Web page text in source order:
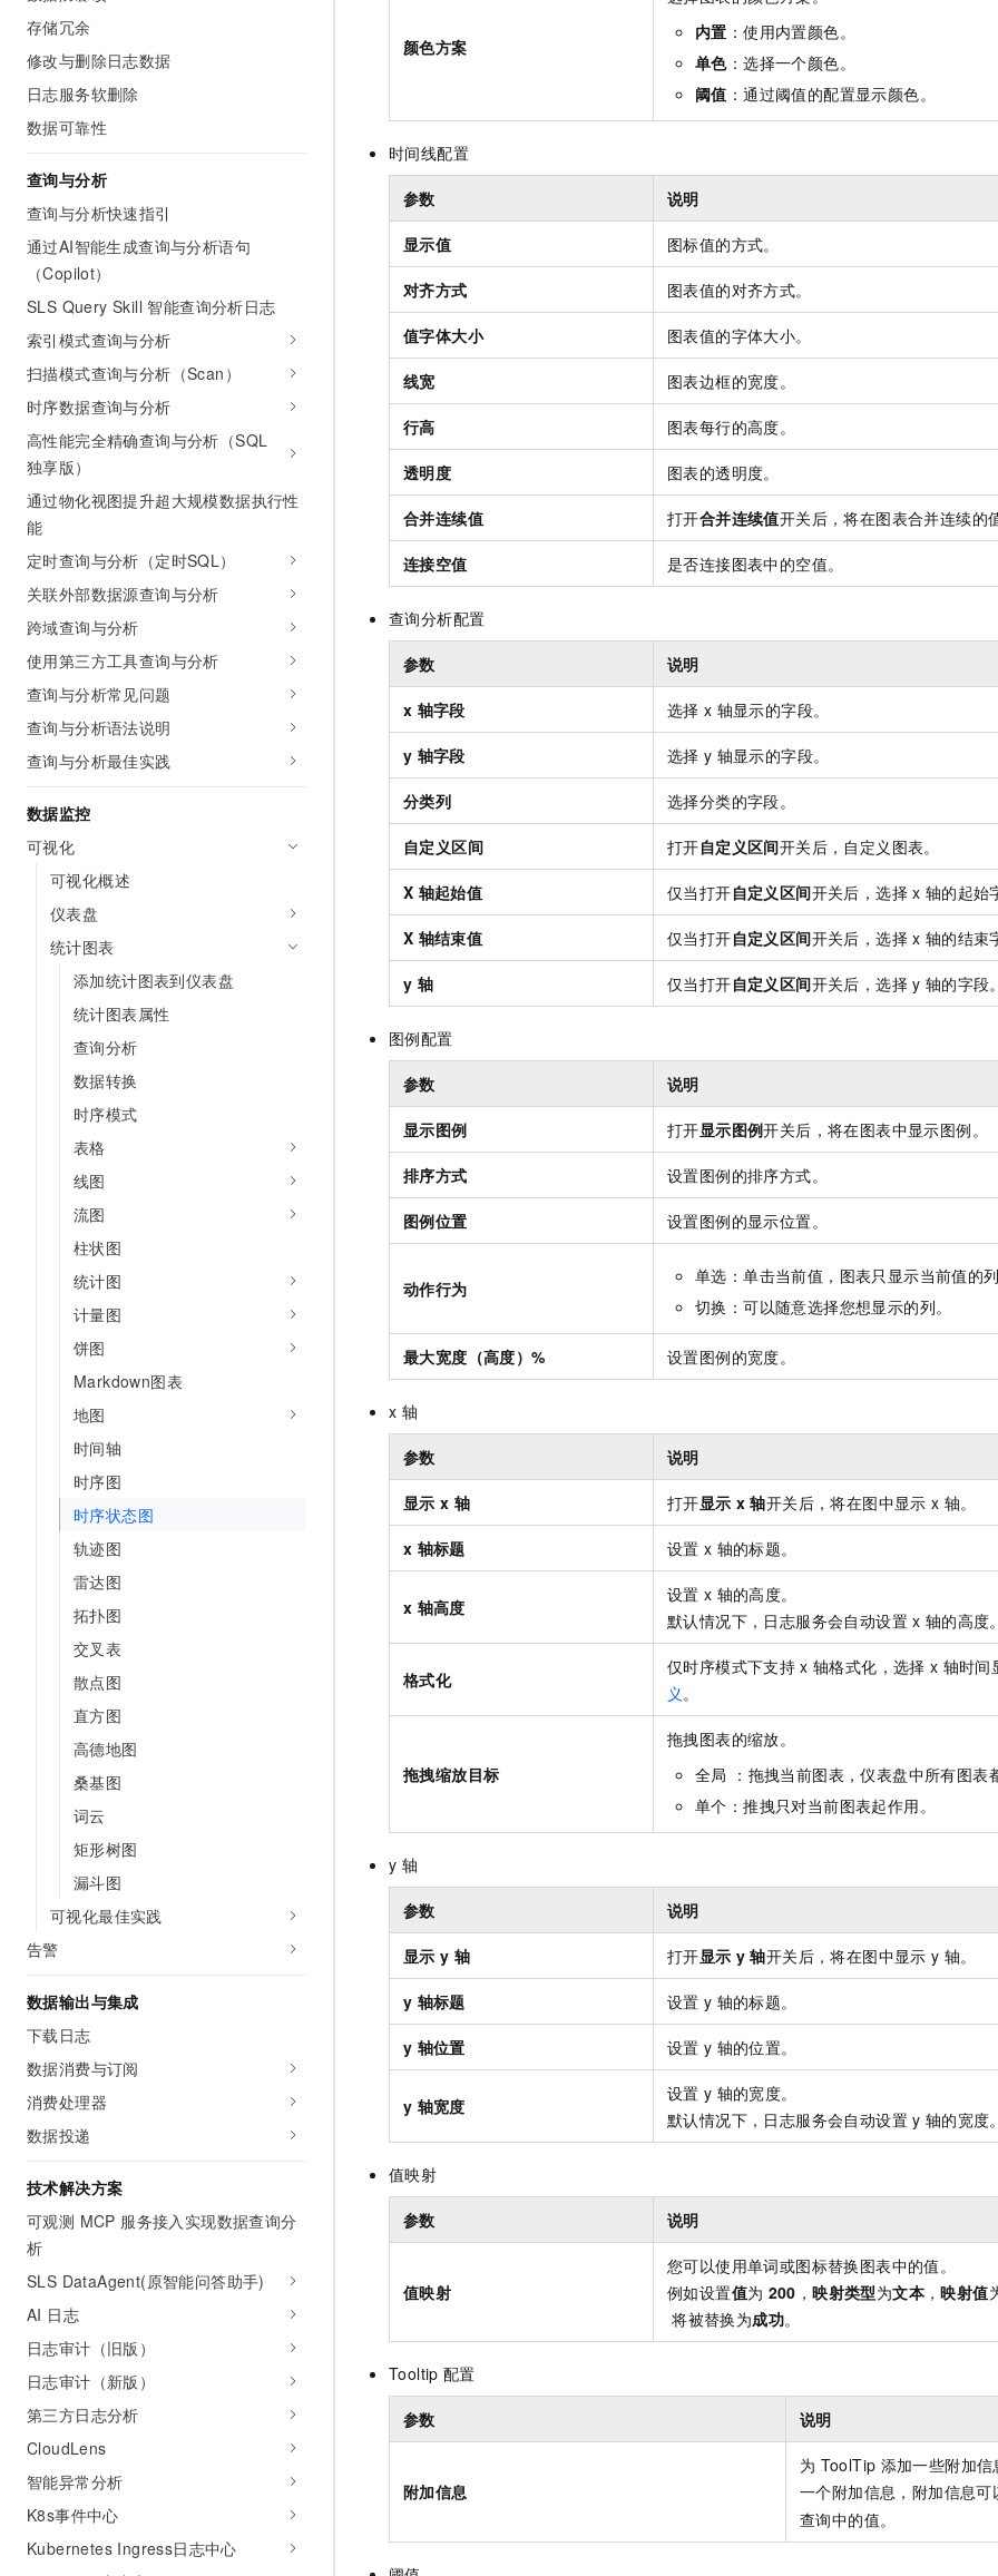
存储冗余
修改与删除日志数据
日志服务软删除
数据可靠性
查询与分析
查询与分析快速指引
通过AI智能生成查询与分析语句
（Copilot）
SLS Query Skill 智能查询分析日志
索引模式查询与分析
扫描模式查询与分析（Scan）
时序数据查询与分析
高性能完全精确查询与分析（SQL
独享版）
通过物化视图提升超大规模数据执行性
能
定时查询与分析（定时SQL）
关联外部数据源查询与分析
跨域查询与分析
使用第三方工具查询与分析
查询与分析常见问题
查询与分析语法说明
查询与分析最佳实践
数据监控
可视化
可视化概述
仪表盘
统计图表
添加统计图表到仪表盘
统计图表属性
查询分析
数据转换
时序模式
表格
线图
流图
柱状图
统计图
计量图
饼图
Markdown图表
地图
时间轴
时序图
时序状态图
轨迹图
雷达图
拓扑图
交叉表
散点图
直方图
高德地图
桑基图
词云
矩形树图
漏斗图
可视化最佳实践
告警
数据输出与集成
下载日志
数据消费与订阅
消费处理器
数据投递
技术解决方案
可观测 MCP 服务接入实现数据查询分
析
SLS DataAgent(原智能问答助手)
AI 日志
日志审计（旧版）
日志审计（新版）
第三方日志分析
CloudLens
智能异常分析
K8s事件中心
Kubernetes Ingress日志中心
颜色方案
内置 ：使用内置颜色。
单色：选择一个颜色。
阈值 ：通过阈值的配置显示颜色。
时间线配置
参数 说明
显示值 图标值的方式。
对齐方式 图表值的对齐方式。
值字体大小 图表值的字体大小。
线宽 图表边框的宽度。
行高 图表每行的高度。
透明度 图表的透明度。
合并连续值 打开合并连续值开关后，将在图表合并连续的
连接空值 是否连接图表中的空值。
查询分析配置
参数 说明
x 轴字段 选择 x 轴显示的字段。
y 轴字段 选择 y 轴显示的字段。
分类列 选择分类的字段。
自定义区间 打开自定义区间开关后，自定义图表。
X 轴起始值 仅当打开自定义区间开关后，选择 x 轴的起始
X 轴结束值 仅当打开自定义区间开关后，选择 x 轴的结束
y 轴 仅当打开自定义区间开关后，选择 y 轴的字段
图例配置
参数 说明
显示图例 打开显示图例开关后，将在图表中显示图例。
排序方式 设置图例的排序方式。
图例位置 设置图例的显示位置。
动作行为
单选：单击当前值，图表只显示当前值的
切换：可以随意选择您想显示的列。
最大宽度（高度）% 设置图例的宽度。
x 轴
参数 说明
显示 x 轴 打开显示 x 轴开关后，将在图中显示 x 轴。
x 轴标题 设置 x 轴的标题。
x 轴高度
设置 x 轴的高度。
默认情况下，日志服务会自动设置 x 轴的高度
格式化
仅时序模式下支持 x 轴格式化，选择 x 轴时间
义。
拖拽缩放目标
拖拽图表的缩放。
全局 ：拖拽当前图表，仪表盘中所有图表
单个：推拽只对当前图表起作用。
y 轴
参数 说明
显示 y 轴 打开显示 y 轴开关后，将在图中显示 y 轴。
y 轴标题 设置 y 轴的标题。
y 轴位置 设置 y 轴的位置。
y 轴宽度
设置 y 轴的宽度。
默认情况下，日志服务会自动设置 y 轴的宽度
值映射
参数 说明
值映射
您可以使用单词或图标替换图表中的值。
例如设置值为 200 ，映射类型为文本 ，映射值
将被替换为成功。
Tooltip 配置
参数 说明
附加信息
为 ToolTip 添加一些附加
一个附加信息，附加信息可
查询中的值。